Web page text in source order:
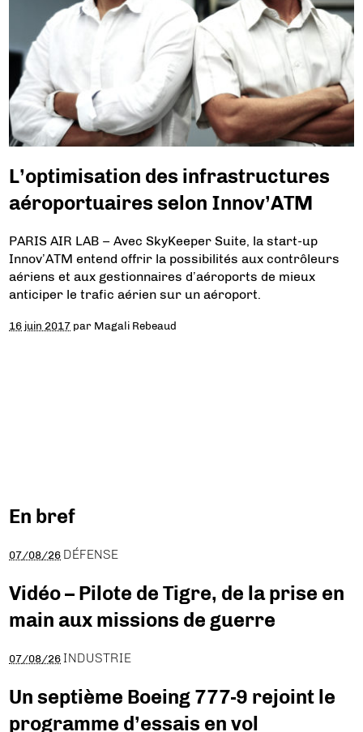
L’optimisation des infrastructures
aéroportuaires selon Innov’ATM
PARIS AIR LAB – Avec SkyKeeper Suite, la start-up
Innov’ATM entend offrir la possibilités aux contrôleurs
aériens et aux gestionnaires d’aéroports de mieux
anticiper le trafic aérien sur un aéroport.
16 juin 2017 par Magali Rebeaud
En bref
07/08/26 DÉFENSE
Vidéo – Pilote de Tigre, de la prise en
main aux missions de guerre
07/08/26 INDUSTRIE
Un septième Boeing 777-9 rejoint le
programme d’essais en vol